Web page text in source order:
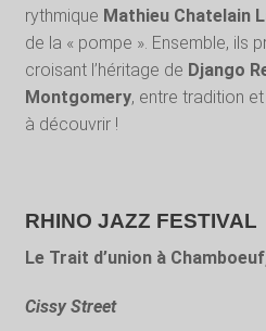
rythmique Mathieu Chatelain
de la « pompe ». Ensemble, ils
croisant l’héritage de Django
Montgomery, entre tradition
à découvrir !
RHINO JAZZ FESTIVAL
Le Trait d’union à
Cissy Street